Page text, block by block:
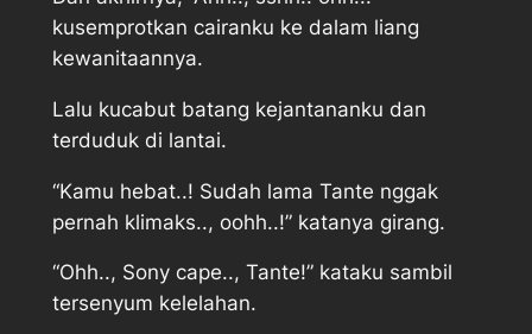
kusemprotkan cairanku ke dalam liang
kewanitaannya.
Lalu kucabut batang kejantananku dan
terduduk di lantai.
“Kamu hebat..! Sudah lama Tante nggak
pernah klimaks.., oohh..!” katanya girang.
“Ohh.., Sony cape.., Tante!” kataku sambil
tersenyum kelelahan.